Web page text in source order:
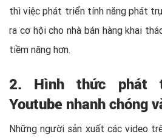
thì việc phát triển tính năng phát
ra cơ hội cho nhà bán hàng khai
tiềm năng hơn.
2. Hình thức phát
Youtube nhanh chóng
Những người sản xuất các video